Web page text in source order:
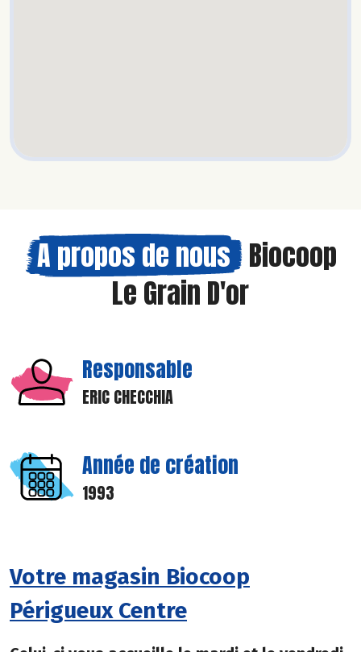
A propos de nous Biocoop
Le Grain D'or
Responsable
ERIC CHECCHIA
Année de création
1993
Votre magasin Biocoop
Périgueux Centre